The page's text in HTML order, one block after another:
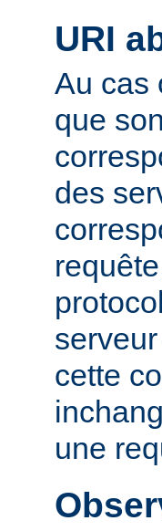
URI
Au cas
que
des
cette
une